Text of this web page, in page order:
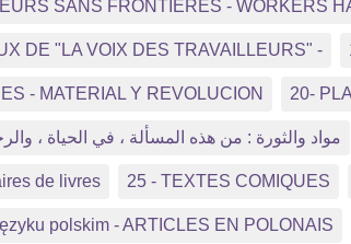
SANS FRONTIERES - WORKERS
DE "LA VOIX DES TRAVAILLEURS" -
- MATERIAL Y REVOLUCION 20-
21, مواد والثورة : من هذه المسألة ، في الحياة ،
de livres 25 - TEXTES COMIQUES
polskim - ARTICLES EN POLONAIS